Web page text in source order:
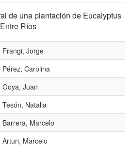
de una plantación de Eucalyptus
Ríos
Frangi, Jorge
Pérez, Carolina
Goya, Juan
Tesón, Natalia
Barrera, Marcelo
Arturi, Marcelo